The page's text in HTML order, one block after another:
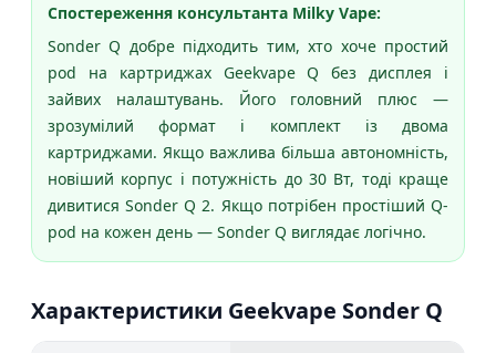
Спостереження консультанта Milky Vape:
Sonder Q добре підходить тим, хто хоче простий
pod на картриджах Geekvape Q без дисплея і
зайвих налаштувань. Його головний плюс —
зрозумілий формат і комплект із двома
картриджами. Якщо важлива більша автономність,
новіший корпус і потужність до 30 Вт, тоді краще
дивитися Sonder Q 2. Якщо потрібен простіший Q-
pod на кожен день — Sonder Q виглядає логічно.
Характеристики Geekvape Sonder Q